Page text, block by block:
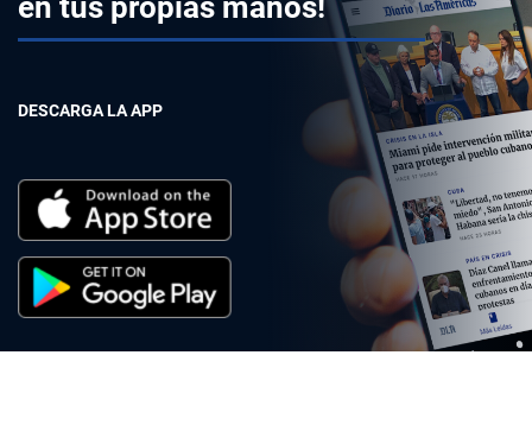
en tus propias manos!
DESCARGA LA APP